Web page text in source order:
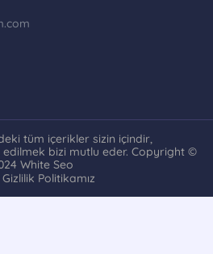
tüm içerikler sizin içindir,
bizi mutlu eder. Copyright ©
White Seo
Gizlilik Politikamız